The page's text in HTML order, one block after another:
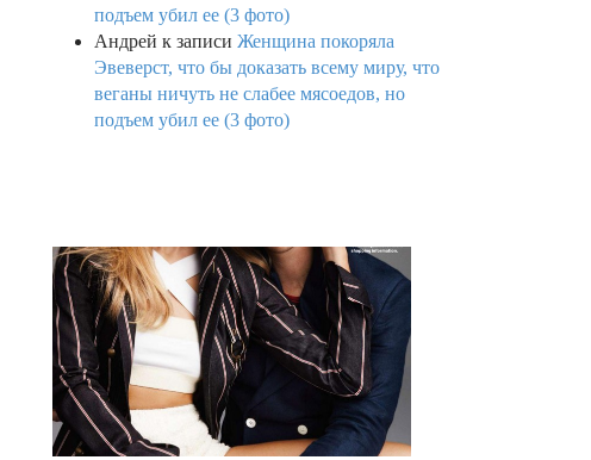
подъем убил ее (3 фото)
Андрей к записи Женщина покоряла
Эвеверст, что бы доказать всему миру, что
веганы ничуть не слабее мясоедов, но
подъем убил ее (3 фото)